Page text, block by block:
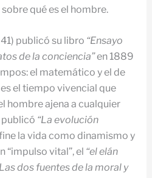
qué es el hombre.
publicó su libro “Ensayo
de la conciencia”en 1889
el matemático y el de
el tiempo vivencial que
hombre ajena a cualquier
“La evolución
la vida como dinamismo y
“impulso vital”, el “el elán
dos fuentes de la moral y